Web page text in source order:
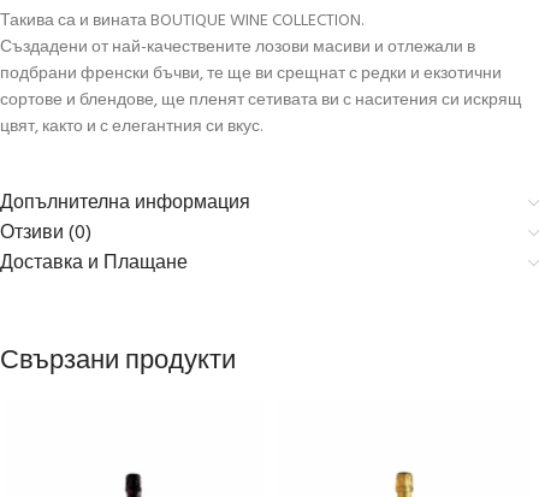
Такива са и вината BOUTIQUE WINE COLLECTION.
Създадени от най-качествените лозови масиви и отлежали в
подбрани френски бъчви, те ще ви срещнат с редки и екзотични
сортове и блендове, ще пленят сетивата ви с наситения си искрящ
цвят, както и с елегантния си вкус.
Допълнителна информация
Отзиви (0)
Доставка и Плащане
Свързани продукти